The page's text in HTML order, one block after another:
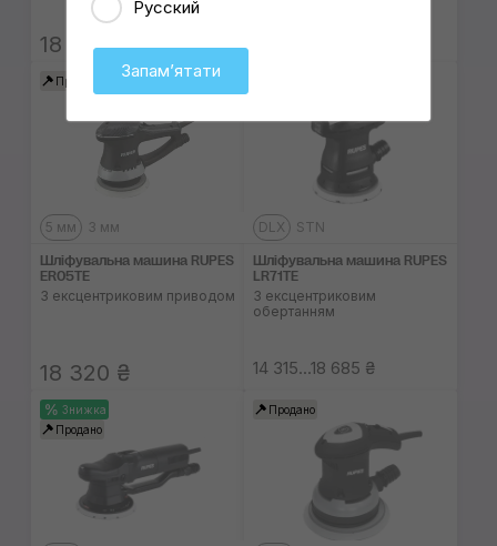
18 320 ₴
Продано
5 мм 3 мм
Шліфувальна машина RUPES
ER05TE
З ексцентриковим приводом
18 320 ₴
DLX STN
Шліфувальна машина RUPES
LR71TE
З ексцентриковим
обертанням
14 315...18 685 ₴
Знижка
Продано
Продано
Русский
Запамʼятати